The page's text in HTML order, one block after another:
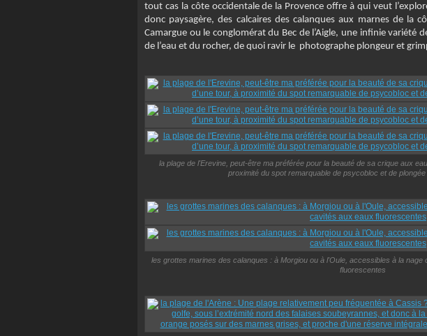
tout cas la côte occidentale de la Provence offre à qui veut
donc paysagère, des calcaires des calanques aux marnes de la
Camargue ou le conglomérat du Bec de l’Aigle, une infinie variété
de l’eau et du rocher, de quoi ravir le photographe plongeur et
la plage de l'Erevine, peut-être ma préférée pour la beauté de sa crique aux
proximité du spot remarquable de psycobloc et de
les grottes marines des calanques : à Morgiou ou à l'Oule, accessibles à la
fluorescentes